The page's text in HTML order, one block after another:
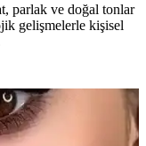
parlak ve doğal tonlar
gelişmelerle kişisel